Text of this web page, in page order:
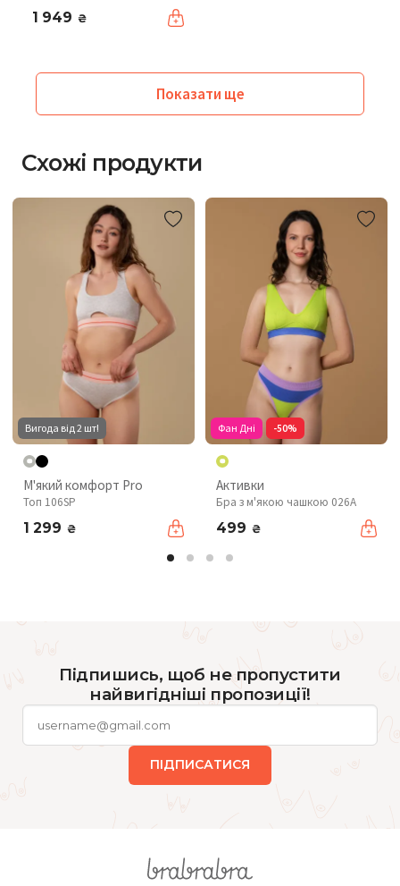
1 949 ₴
Показати ще
Схожі продукти
Вигода від 2 шт!
М'який комфорт Pro
Топ 106SP
1 299 ₴
Фан Дні -50%
Активки
Бра з м'якою чашкою 026A
499 ₴
Підпишись, щоб не пропустити
найвигідніші пропозиції!
ПІДПИСАТИСЯ